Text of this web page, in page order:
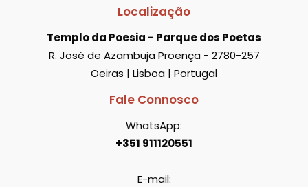
Localização
Templo da Poesia - Parque dos Poetas
R. José de Azambuja Proença - 2780-257
Oeiras | Lisboa | Portugal
Fale Connosco
WhatsApp:
+351 911120551
E-mail: